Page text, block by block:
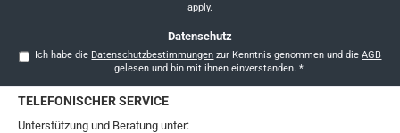
apply.
Datenschutz
Ich habe die Datenschutzbestimmungen zur Kenntnis genommen und dieAGB
gelesen und bin mit ihnen einverstanden. *
TELEFONISCHER SERVICE
Unterstützung und Beratung unter: